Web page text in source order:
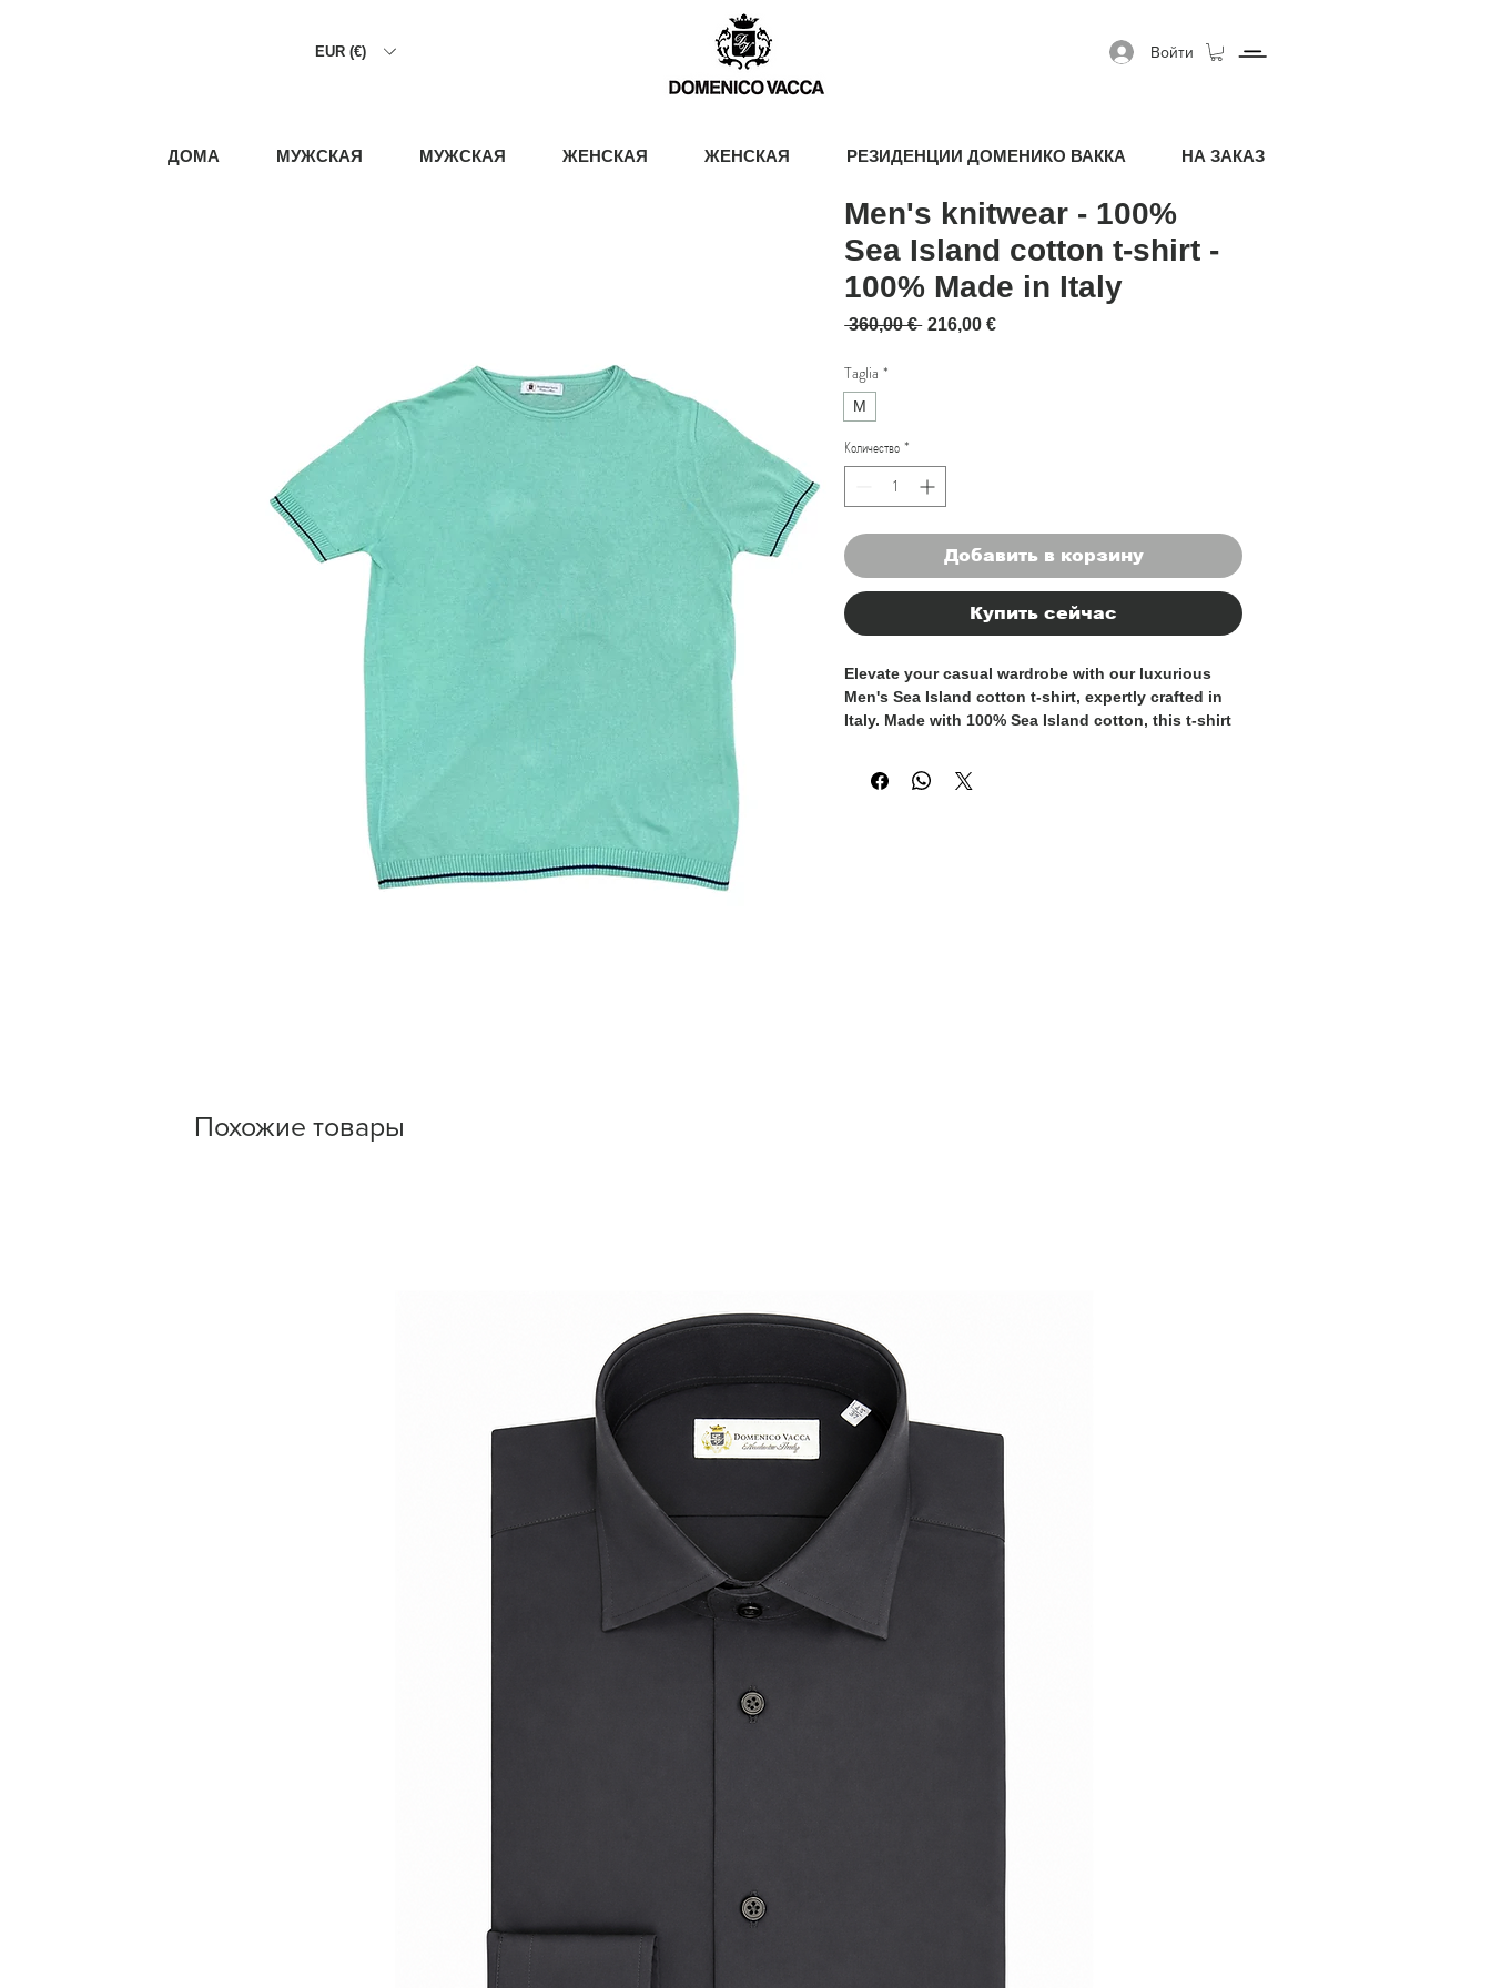
EUR (€) Войти
ДОМА МУЖСКАЯ МУЖСКАЯ ЖЕНСКАЯ ЖЕНСКАЯ РЕЗИДЕНЦИИ ДОМЕНИКО ВАККА НА ЗАКАЗ
Men's knitwear - 100%
Sea Island cotton t-shirt -
100% Made in Italy
360,00 € Обычная цена
216,00 €Спеццена
Taglia *
M
Количество *
Добавить в корзину
Купить сейчас
Elevate your casual wardrobe with our luxurious
Men's Sea Island cotton t-shirt, expertly crafted in
Italy. Made with 100% Sea Island cotton, this t-shirt
layering under a blazer. The classic crew neck and
Похожие товары